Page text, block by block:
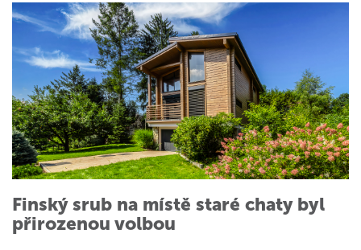
Finský srub na místě staré chaty byl
přirozenou volbou